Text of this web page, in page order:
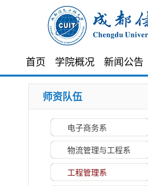
首页 学院概况 新闻公告
师资队伍
电子商务系
物流管理与工程系
工程管理系
关于2025（第三届）四川省大学生供...